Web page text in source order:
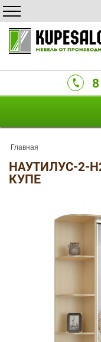
Главная
НАУТИЛУС-2-
КУПЕ